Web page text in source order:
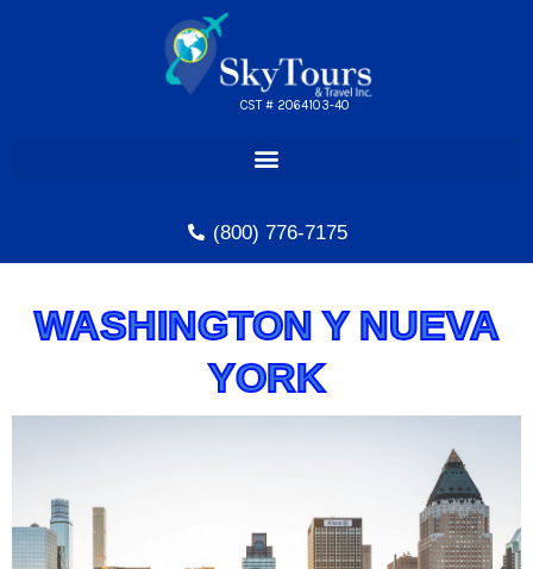
CST # 2064103-40
(800) 776-7175
WASHINGTON Y NUEVA
YORK